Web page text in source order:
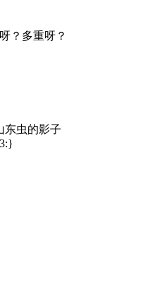
？多重呀？
东虫的影子